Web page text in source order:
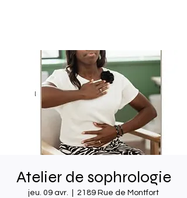
Atelier de sophrologie
jeu. 09 avr. 2189 Rue de Montfort